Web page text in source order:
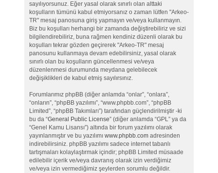
sayılıyorsunuz. Eğer yasal olarak sınırlı olan alttaki
koşulların tümünü kabul etmiyorsanız o zaman lütfen "Arkeo-
TR" mesaj panosuna giriş yapmayın ve/veya kullanmayın.
Biz bu koşulları herhangi bir zamanda değiştirebiliriz ve sizi
bilgilendirebiliriz, buna rağmen kendiniz düzenli olarak bu
koşulları tekrar gözden geçirerek "Arkeo-TR" mesaj
panosunu kullanmaya devam edebilirsiniz, yasal olarak
sınırlı olan bu koşulların güncellenmesi ve/veya
düzenlenmesi durumunda meydana gelebilecek
değişiklikleri de kabul etmiş sayılırsınız.
Forumlarımız phpBB (diğer anlamda “onlar”, “onlara”,
“onların”, “phpBB yazılımı”, “www.phpbb.com”, “phpBB
Limited”, “phpBB Takımları”) tarafından güçlendirilmiştir -ki
bu da “General Public License” (diğer anlamda “GPL” ya da
“Genel Kamu Lisansı”) altında bir forum yazılımı olarak
yayınlanmıştır ve bu yazılımı www.phpbb.comadresinden
indirebilirsiniz. phpBB yazılımı sadece internet tabanlı
tartışmaları kolaylaştırmak içindir; phpBB Limited müsaade
edilebilir içerik ve/veya davranış olarak izin verdiğimiz
ve/veya izin vermediğimiz şeylerden sorumlu değildir.